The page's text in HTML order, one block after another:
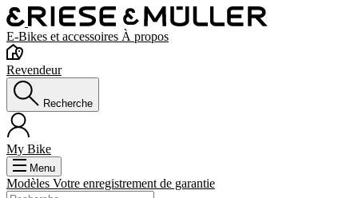
E-Bikes et accessoires À propos
Revendeur
Recherche
My Bike
Menu
Modèles Votre enregistrement de garantie